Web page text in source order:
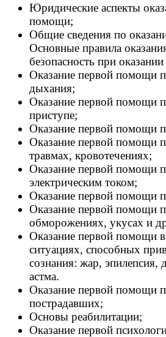
Юридические аспекты
помощи;
Общие сведения по
Основные правила
безопасность при
Оказание первой помощи
дыхания;
Оказание первой помощи
приступе;
Оказание первой помощи
Оказание первой помощи
травмах, кровотечениях;
Оказание первой помощи
электрическим током;
Оказание первой помощи
Оказание первой помощи
обморожениях, укусах и
Оказание первой помощи в
ситуациях, способных
сознания: жар, эпилепсия,
астма.
Оказание первой помощи
пострадавших;
Основы реабилитации;
Оказание первой